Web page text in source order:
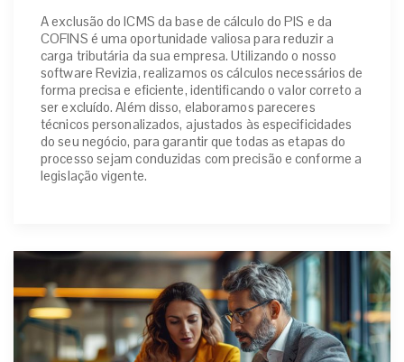
A exclusão do ICMS da base de cálculo do PIS e da
COFINS é uma oportunidade valiosa para reduzir a
carga tributária da sua empresa. Utilizando o nosso
software Revizia, realizamos os cálculos necessários de
forma precisa e eficiente, identificando o valor correto a
ser excluído. Além disso, elaboramos pareceres
técnicos personalizados, ajustados às especificidades
do seu negócio, para garantir que todas as etapas do
processo sejam conduzidas com precisão e conforme a
legislação vigente.